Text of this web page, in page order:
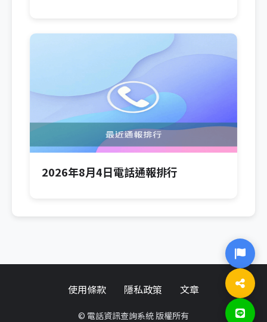
2026年8月4日電話通報排行
使用條款 隱私政策 文章
© 電話資訊查詢系統 版權所有